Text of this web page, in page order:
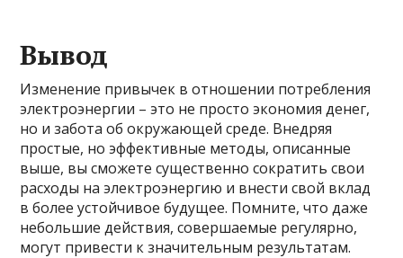
Вывод
Изменение привычек в отношении потребления
электроэнергии – это не просто экономия денег,
но и забота об окружающей среде. Внедряя
простые, но эффективные методы, описанные
выше, вы сможете существенно сократить свои
расходы на электроэнергию и внести свой вклад
в более устойчивое будущее. Помните, что даже
небольшие действия, совершаемые регулярно,
могут привести к значительным результатам.